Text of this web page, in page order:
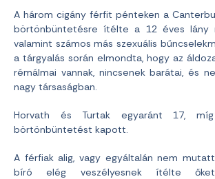
A három cigány férfit pénteken a
börtönbüntetésre ítélte a 12 éves lány
valamint számos más szexuális
a tárgyalás során elmondta, hogy az
rémálmai vannak, nincsenek barátai, és
nagy társaságban.
Horvath és Turtak egyaránt 17,
börtönbüntetést kapott.
A férfiak alig, vagy egyáltalán nem
bíró elég veszélyesnek ítélte